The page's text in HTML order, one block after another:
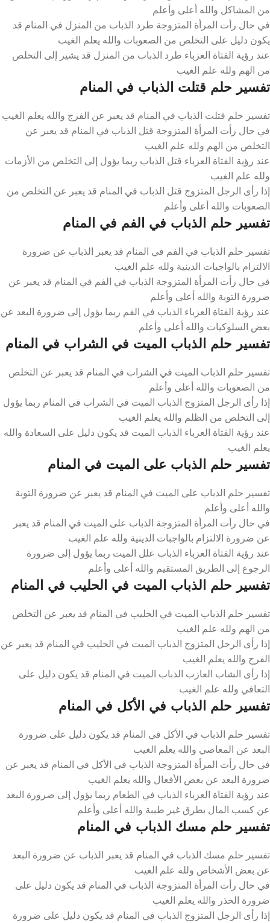
من المشاكل والله أعلى وأعلم
في حال رأت المرأة المتزوجة طرد الذباب من المنزل في المنام قد
يكون دليل على التخلص من الصعوبات والله يعلم الغيب
عند رؤية الفتاة العزباء طرد الذباب من المنزل قد يشير إلى التخلص
من الهم ولله علم الغيب
تفسير حلم قتلت الذباب في المنام
تفسير حلم قتلت الذباب في المنام قد يعبر عن الفرج والله يعلم الغيب
في حال رأت المرأة المتزوجة قتل الذباب في المنام قد يعبر عن
التخلص من الهم ولله علم الغيب
عند رؤية الفتاة العزباء قتل الذباب ربما يؤول إلى التخلص من الأزمات
ولله علم الغيب
إذا رأى الرجل المتزوج قتل الذباب في المنام قد يعبر عن التخلص من
الصعوبات والله أعلى وأعلم
تفسير حلم الذباب في الفم في المنام
تفسير حلم الذباب في الفم في المنام قد يعبر الذباب عن ضرورة
الالتزام بالواجبات الدينية ولله علم الغيب
في حال رأت المرأة المتزوجة الذباب في الفم في المنام قد يعبر عن
ضرورة التوبة والله أعلى وأعلم
عند رؤية الفتاة العزباء الذباب في الفم ربما يؤول إلى ضرورة البعد عن
بعض السلوكيات والله أعلى وأعلم
تفسير حلم الذباب الميت في الشراب في المنام
تفسير حلم الذباب الميت في الشراب في المنام قد يعبر عن التخلص
من الصعوبات والله أعلى وأعلم
إذا رأى الرجل المتزوج الذباب الميت في الشراب في المنام ربما يؤول
إلى التخلص من الظلم والله يعلم الغيب
عند رؤية الفتاة العزباء الذباب الميت قد يكون دليل على السعادة والله
يعلم الغيب
تفسير حلم الذباب على الميت في المنام
تفسير حلم الذباب على الميت في المنام قد يعبر عن ضرورة التوبة
والله أعلى وأعلم
في حال رأت المرأة المتزوجة الذباب على الميت في المنام قد يعبر
عن ضرورة الالتزام بالواجبات الدينية ولله علم الغيب
عند رؤية الفتاة العزباء الذباب علل الميت ربما يؤول إلى ضرورة
الرجوع إلى الطريق المستقيم والله أعلى وأعلم
تفسير حلم الذباب الميت في الحليب في المنام
تفسير حلم الذباب الميت في الحليب في المنام قد يعبر عن التخلص
من الهم ولله علم الغيب
إذا رأى الرجل المتزوج الذباب الميت في الحليب في المنام قد يعبر عن
الفرج والله يعلم الغيب
إذا رأى الشاب العازب الذباب الميت في المنام قد يكون دليل على
التعافي ولله علم الغيب
تفسير حلم الذباب في الأكل في المنام
تفسير حلم الذباب في الأكل في المنام قد يكون دليل على ضرورة
البعد عن المعاصي والله يعلم الغيب
في حال رأت المرأة المتزوجة الذباب في الأكل في المنام قد يعبر عن
ضرورة البعد عن بعض الأفعال والله يعلم الغيب
عند رؤية الفتاة العزباء الذباب في الطعام ربما يؤول إلى ضرورة البعد
عن كسب المال بطرق غير طيبة والله أعلى وأعلم
تفسير حلم مسك الذباب في المنام
تفسير حلم مسك الذباب في المنام قد يعبر الذباب عن ضرورة البعد
عن بعض الأشخاص ولله علم الغيب
في حال رأت المرأة المتزوجة الذباب في المنام قد يكون دليل على
ضرورة الحذر والله يعلم الغيب
إذا رأى الرجل المتزوج الذباب في المنام قد يكون دليل على ضرورة